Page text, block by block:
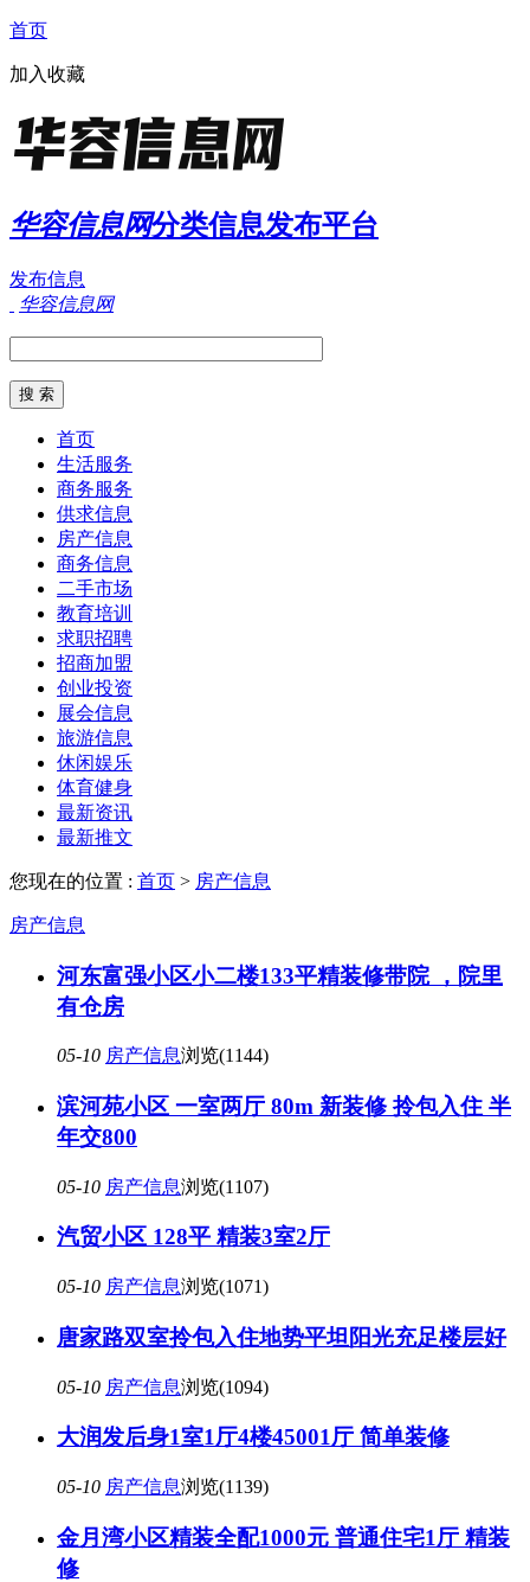
首页
加入收藏
华容信息网分类信息发布平台
发布信息
华容信息网
首页
生活服务
商务服务
供求信息
房产信息
商务信息
二手市场
教育培训
求职招聘
招商加盟
创业投资
展会信息
旅游信息
休闲娱乐
体育健身
最新资讯
最新推文
您现在的位置 : 首页 > 房产信息
房产信息
河东富强小区小二楼133平精装修带院 ，院里
有仓房
05-10 房产信息浏览(1144)
滨河苑小区 一室两厅 80m 新装修 拎包入住 半
年交800
05-10 房产信息浏览(1107)
汽贸小区 128平 精装3室2厅
05-10 房产信息浏览(1071)
唐家路双室拎包入住地势平坦阳光充足楼层好
05-10 房产信息浏览(1094)
大润发后身1室1厅4楼45001厅 简单装修
05-10 房产信息浏览(1139)
金月湾小区精装全配1000元 普通住宅1厅 精装
修